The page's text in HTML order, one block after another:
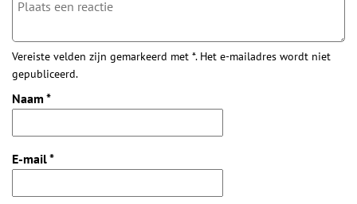
Vereiste velden zijn gemarkeerd met *. Het e-mailadres wordt niet
gepubliceerd.
Naam *
E-mail*